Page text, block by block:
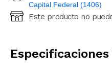
Capital Federal (1406)
Ingresá código postal
Este producto no